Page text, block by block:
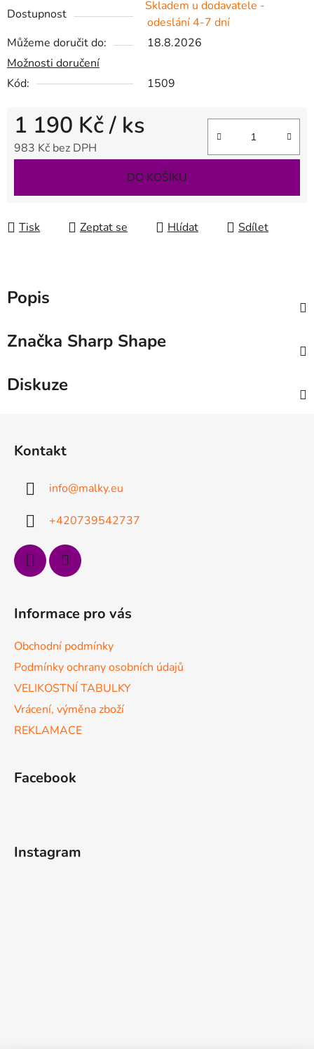
Dostupnost
Skladem u dodavatele -
odeslání 4-7 dní
Můžeme doručit do:
18.8.2026
Možnosti doručení
Kód:
1509
1 190 Kč/ ks
983 Kč bez DPH
DO KOŠÍKU
Tisk Zeptat se Hlídat Sdílet
Popis
Značka Sharp Shape
Diskuze
Kontakt
info@malky.eu
+420739542737
Informace pro vás
Obchodní podmínky
Podmínky ochrany osobních údajů
VELIKOSTNÍ TABULKY
Vrácení, výměna zboží
REKLAMACE
Facebook
Instagram